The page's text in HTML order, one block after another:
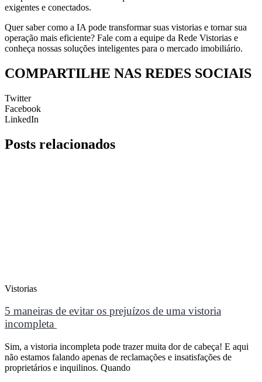
exigentes e conectados.
Quer saber como a IA pode transformar suas vistorias e tornar sua
operação mais eficiente? Fale com a equipe da Rede Vistorias e
conheça nossas soluções inteligentes para o mercado imobiliário.
COMPARTILHE NAS REDES SOCIAIS
Twitter
Facebook
LinkedIn
Posts relacionados
Vistorias
5 maneiras de evitar os prejuízos de uma vistoria
incompleta
Sim, a vistoria incompleta pode trazer muita dor de cabeça! E aqui
não estamos falando apenas de reclamações e insatisfações de
proprietários e inquilinos. Quando